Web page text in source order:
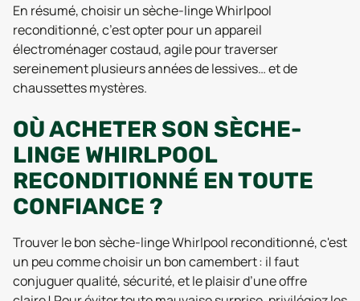
En résumé, choisir un sèche-linge Whirlpool
reconditionné, c’est opter pour un appareil
électroménager costaud, agile pour traverser
sereinement plusieurs années de lessives… et de
chaussettes mystères.
OÙ ACHETER SON SÈCHE-
LINGE WHIRLPOOL
RECONDITIONNÉ EN TOUTE
CONFIANCE ?
Trouver le bon sèche-linge Whirlpool reconditionné, c'est
un peu comme choisir un bon camembert : il faut
conjuguer qualité, sécurité, et le plaisir d’une offre